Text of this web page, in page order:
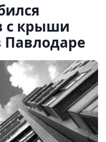
с крыши
Павлодаре